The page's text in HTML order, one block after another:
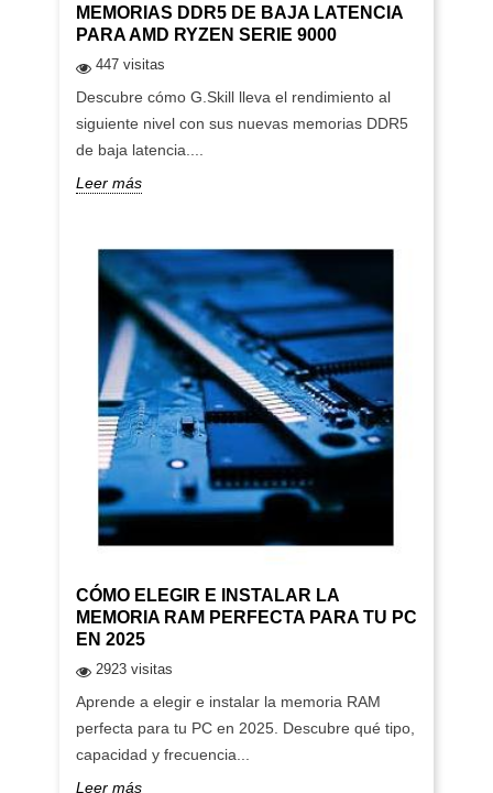
MEMORIAS DDR5 DE BAJA LATENCIA
PARA AMD RYZEN SERIE 9000
447 visitas
Descubre cómo G.Skill lleva el rendimiento al
siguiente nivel con sus nuevas memorias DDR5
de baja latencia....
Leer más
CÓMO ELEGIR E INSTALAR LA
MEMORIA RAM PERFECTA PARA TU PC
EN 2025
2923 visitas
Aprende a elegir e instalar la memoria RAM
perfecta para tu PC en 2025. Descubre qué tipo,
capacidad y frecuencia...
Leer más